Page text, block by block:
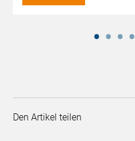
Den Artikel teilen